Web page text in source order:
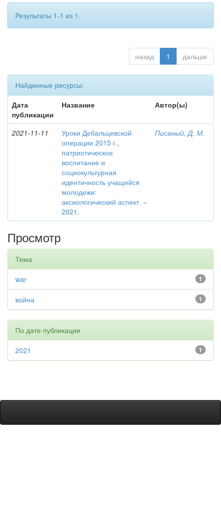
Результаты 1-1 из 1.
назад 1 дальше
Найденные ресурсы:
Дата
публикации
Название Автор(ы)
2021-11-11
Уроки Дебальцевской
операции 2015 г.,
патриотическое
воспитание и
социокультурная
идентичность учащейся
молодежи:
аксиологический аспект. –
2021.
Писаный, Д. М.
Просмотр
Тема
1
war
1
война
По дате публикации
1
2021